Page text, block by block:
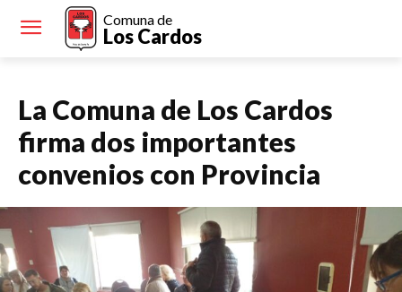
Comuna de
Los Cardos
La Comuna de Los Cardos
firma dos importantes
convenios con Provincia